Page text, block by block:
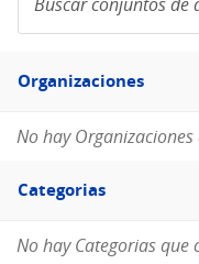
conjuntos
de
Filtro
Organizaciones
No hay
Filtro
Categorias
Categorias
No hay Categorias que